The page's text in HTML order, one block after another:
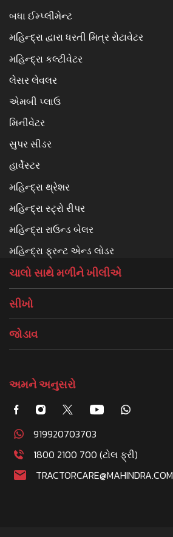
બધા ઈમ્પ્લીમેન્ટ
મહિન્દ્રા દ્વારા ધરતી મિત્ર રોટાવેટર
મહિન્દ્રા કલ્ટીવેટર
લેસર લેવલર
એમબી પ્લાઉ
મિનીવેટર
સુપર સીડર
હાર્વેસ્ટર
મહિન્દ્રા થ્રેશર
મહિન્દ્રા સ્ટ્રો રીપર
મહિન્દ્રા રાઉન્ડ બેલર
મહિન્દ્રા ફ્રન્ટ એન્ડ લોડર
ચાલો સાથે મળીને ખીલીએ
સીખો
જોડાવ
અમને અનુસરો
919920703703
1800 2100 700 (ટોલ ફ્રી)
TRACTORCARE@MAHINDRA.COM